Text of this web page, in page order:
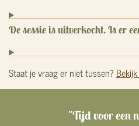
De sessie is uitverkocht. Is er
Staat je vraag er niet tussen?
"Tijd voor een